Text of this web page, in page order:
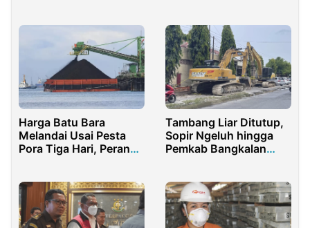
Harga Batu Bara
Melandai Usai Pesta
Pora Tiga Hari, Perang
Tambang Liar Ditutup,
Sopir Ngeluh hingga
Pemkab Bangkalan